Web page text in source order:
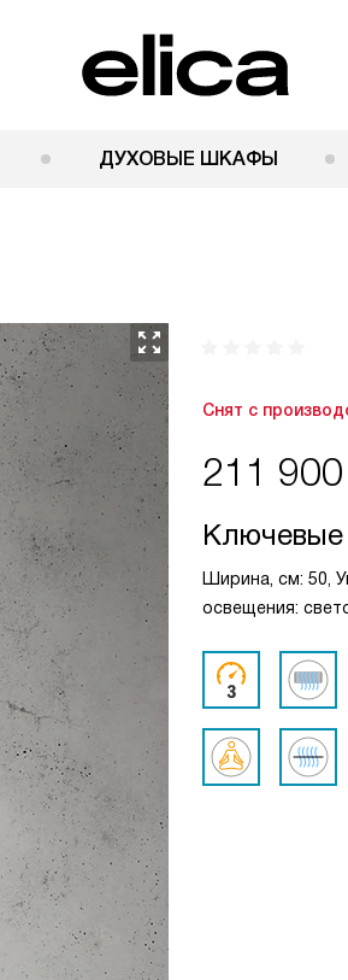
ДУХОВЫЕ ШКАФЫ
Снят с
211 900
Ключевые
Ширина, см: 50,
освещения: